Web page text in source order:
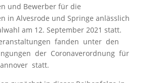
und Bewerber für die
in Alvesrode und Springe anlässlich
am 12. September 2021 statt.
fanden unter den
der Coronaverordnung für
statt.